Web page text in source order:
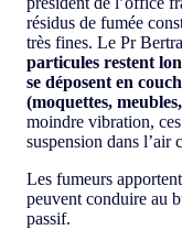
résidus de fumée
très fines. Le Pr
particules restent
se déposent en
(moquettes,
moindre vibration,
suspension dans l’air
Les fumeurs
peuvent conduire au
passif.